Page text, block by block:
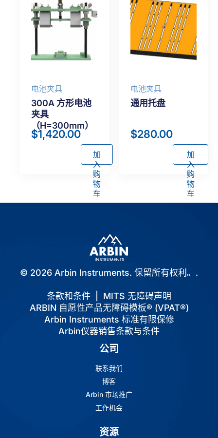
电池夹具
300A 方形电池
夹具
（H=300mm）
$1,420.00
加
入
购
物
车
电池夹具
通用托盘
$280.00
加
入
购
物
车
© 2026 Arbin Instruments. 保留所有权利。.
条款和条件
MITS 无障碍声明
ARBIN 自愿性产品无障碍模板® (VPAT®)
Arbin Instruments 标准有限保修
Arbin仪器销售条款与条件
公司
联系我们
博客
Arbin 市场推广
工作机会
资源